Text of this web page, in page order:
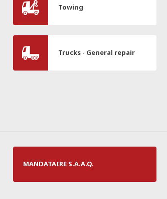
Towing
Trucks - General repair
MANDATAIRE S.A.A.Q.